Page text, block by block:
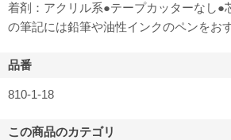
着剤：アクリル系●テープカッターなし●
の筆記には鉛筆や油性インクのペンをお
品番
810-1-18
この商品のカテゴリ